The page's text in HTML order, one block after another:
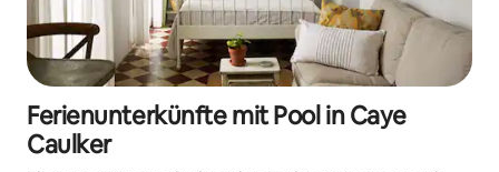
Ferienunterkünfte mit Pool in Caye
Caulker